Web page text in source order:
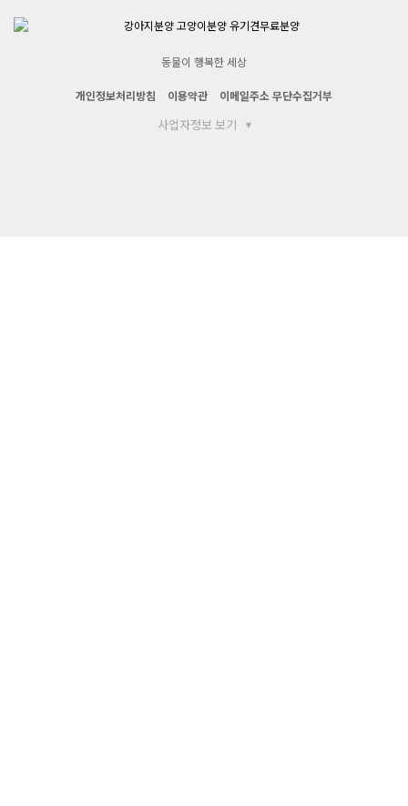
동물이 행복한 세상
개인정보처리방침 이용약관 이메일주소 무단수집거부
사업자정보 보기 ▾